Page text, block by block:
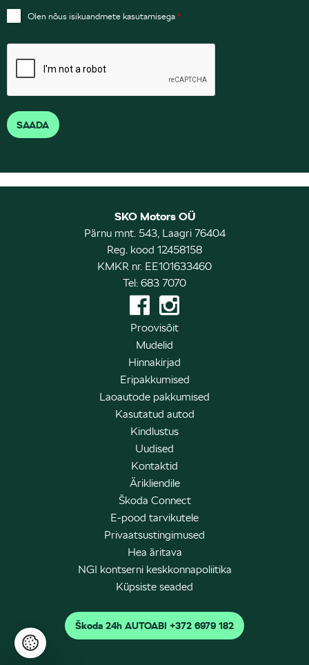
Olen nõus isikuandmete kasutamisega *
SKO Motors OÜ
Pärnu mnt. 543, Laagri 76404
Reg. kood 12458158
KMKR nr. EE101633460
Tel: 683 7070
Proovisõit
Mudelid
Hinnakirjad
Eripakkumised
Laoautode pakkumised
Kasutatud autod
Kindlustus
Uudised
Kontaktid
Ärikliendile
Škoda Connect
E-pood tarvikutele
Privaatsustingimused
Hea äritava
NGI kontserni keskkonnapoliitika
Küpsiste seaded
Škoda 24h AUTOABI +372 6979 182